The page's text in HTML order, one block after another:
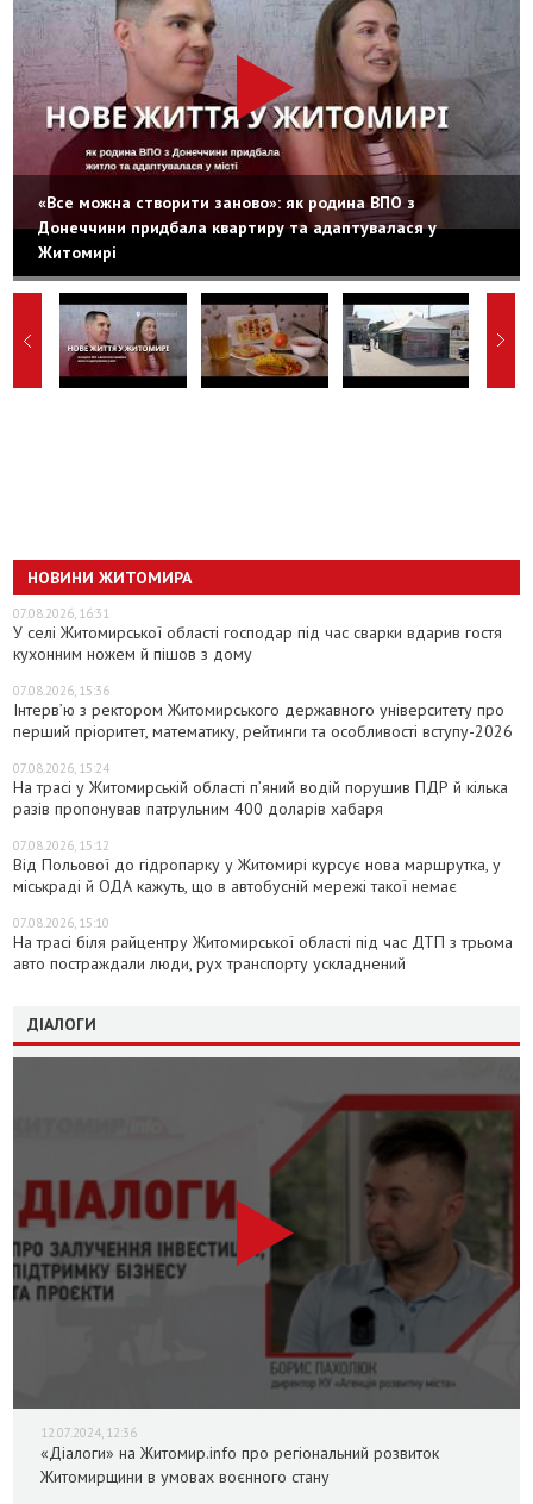
«Все можна створити заново»: як родина ВПО з
Донеччини придбала квартиру та адаптувалася у
Житомирі
НОВИНИ ЖИТОМИРА
07.08.2026, 16:31
У селі Житомирської області господар під час сварки вдарив гостя
кухонним ножем й пішов з дому
07.08.2026, 15:36
Інтерв’ю з ректором Житомирського державного університету про
перший пріоритет, математику, рейтинги та особливості вступу-2026
07.08.2026, 15:24
На трасі у Житомирській області п’яний водій порушив ПДР й кілька
разів пропонував патрульним 400 доларів хабаря
07.08.2026, 15:12
Від Польової до гідропарку у Житомирі курсує нова маршрутка, у
міськраді й ОДА кажуть, що в автобусній мережі такої немає
07.08.2026, 15:10
На трасі біля райцентру Житомирської області під час ДТП з трьома
авто постраждали люди, рух транспорту ускладнений
ДІАЛОГИ
12.07.2024, 12:36
«Діалоги» на Житомир.info про регіональний розвиток
Житомирщини в умовах воєнного стану